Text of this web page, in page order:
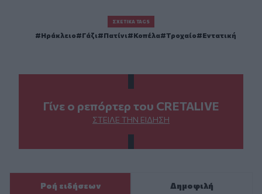
ΣΧΕΤΙΚΆ TAGS
Ηράκλειο Γάζι Πατίνι Κοπέλα Τροχαίο Εντατική
Γίνε ο ρεπόρτερ του CRETALIVE
ΣΤΕΊΛΕ ΤΗΝ ΕΊΔΗΣΗ
Ροή ειδήσεων Δημοφιλή